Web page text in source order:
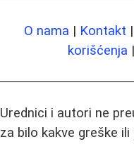
O nama | Kontakt |
korišćenja |
Urednici i autori ne
za bilo kakve greške